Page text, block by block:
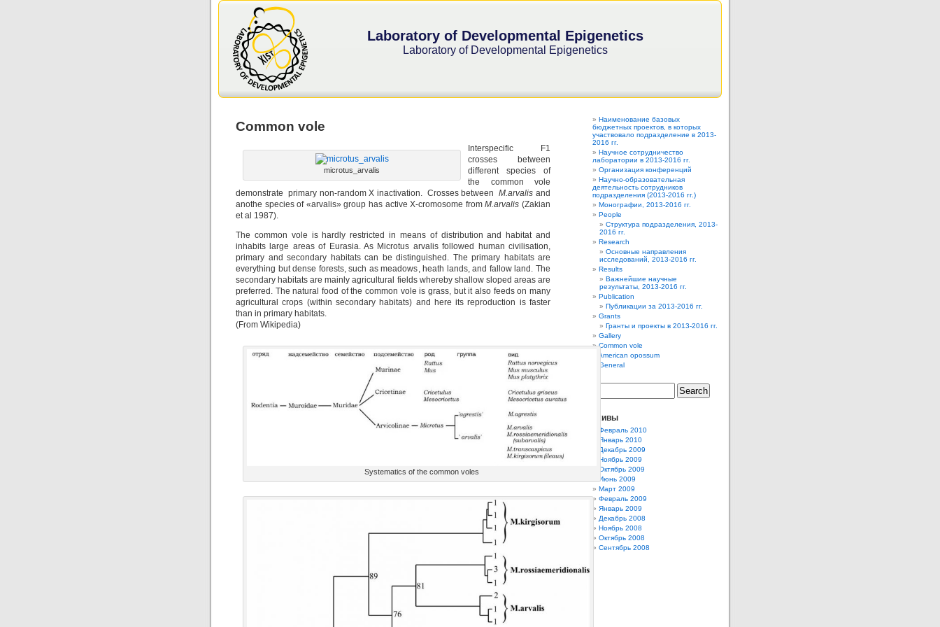
Laboratory of Developmental Epigenetics
Laboratory of Developmental Epigenetics
Common vole
microtus_arvalis
Interspecific F1
crosses between
different species of
the common vole
demonstrate primary non-random X inactivation. Crosses betweenM.arvalis and
anothe species of «arvalis» group has active X-cromosome fromM.arvalis (Zakian
et al 1987).
The common vole is hardly restricted in means of distribution and habitat and
inhabits large areas of Eurasia. As Microtus arvalis followed human civilisation,
primary and secondary habitats can be distinguished. The primary habitats are
everything but dense forests, such as meadows, heath lands, and fallow land. The
secondary habitats are mainly agricultural fields whereby shallow sloped areas are
preferred. The natural food of the common vole is grass, but it also feeds on many
agricultural crops (within secondary habitats) and here its reproduction is faster
than in primary habitats.
(From Wikipedia)
Systematics of the common voles
Наименование базовых
бюджетных проектов, в которых
участвовало подразделение в 2013-
2016 гг.
Научное сотрудничество
лаборатории в 2013-2016 гг.
Организация конференций
Научно-образовательная
деятельность сотрудников
подразделения (2013-2016 гг.)
Монографии, 2013-2016 гг.
People
Структура подразделения, 2013-
2016 гг.
Research
Основные направления
исследований, 2013-2016 гг.
Results
Важнейшие научные
результаты, 2013-2016 гг.
Publication
Публикации за 2013-2016 гг.
Grants
Гранты и проекты в 2013-2016 гг.
Gallery
Common vole
American opossum
General
Архивы
Февраль 2010
Январь 2010
Декабрь 2009
Ноябрь 2009
Октябрь 2009
Июнь 2009
Март 2009
Февраль 2009
Январь 2009
Декабрь 2008
Ноябрь 2008
Октябрь 2008
Сентябрь 2008